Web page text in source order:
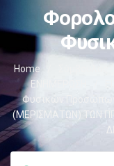
Home
ΕΝΗΜΕΡΩΣΗ
Φυσικών Προσώπων
(ΜΕΡΙΣΜΑΤΩΝ) ΤΩΝ